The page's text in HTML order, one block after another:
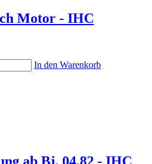
Motor - IHC
In den Warenkorb
ab Bj. 04.82 - IHC